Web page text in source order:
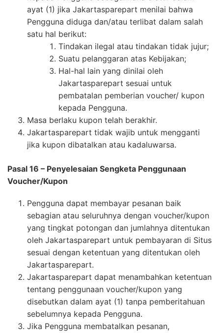
ayat (1) jika Jakartasparepart menilai bahwa
Pengguna diduga dan/atau terlibat dalam salah
satu hal berikut:
Tindakan ilegal atau tindakan tidak jujur;
Suatu pelanggaran atas Kebijakan;
Hal-hal lain yang dinilai oleh
Jakartasparepart sesuai untuk
pembatalan pemberian voucher/ kupon
kepada Pengguna.
Masa berlaku kupon telah berakhir.
Jakartasparepart tidak wajib untuk mengganti
jika kupon dibatalkan atau kadaluwarsa.
Pasal 16 – Penyelesaian Sengketa Penggunaan
Voucher/Kupon
Pengguna dapat membayar pesanan baik
sebagian atau seluruhnya dengan voucher/kupon
yang tingkat potongan dan jumlahnya ditentukan
oleh Jakartasparepart untuk pembayaran di Situs
sesuai dengan ketentuan yang ditentukan oleh
Jakartasparepart.
Jakartasparepart dapat menambahkan ketentuan
tentang penggunaan voucher/kupon yang
disebutkan dalam ayat (1) tanpa pemberitahuan
sebelumnya kepada Pengguna.
Jika Pengguna membatalkan pesanan,